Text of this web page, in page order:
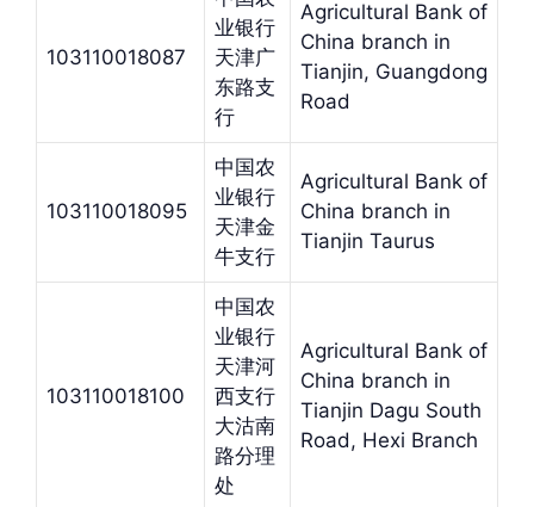
103110018087
业银行
天津广
东路支
行
Agricultural Bank of
China branch in
Tianjin, Guangdong
Road
103110018095
中国农
业银行
天津金
牛支行
Agricultural Bank of
China branch in
Tianjin Taurus
103110018100
中国农
业银行
天津河
西支行
大沽南
路分理
处
Agricultural Bank of
China branch in
Tianjin Dagu South
Road, Hexi Branch